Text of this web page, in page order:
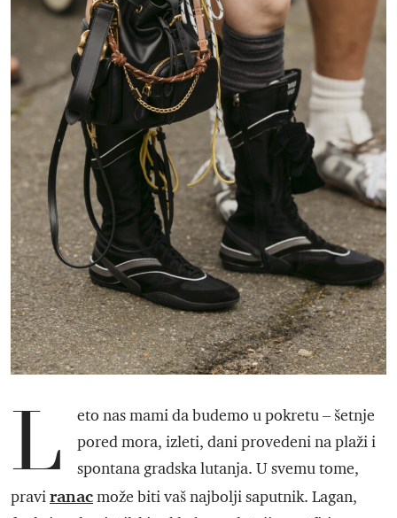
L
eto nas mami da budemo u pokretu – šetnje
pored mora, izleti, dani provedeni na plaži i
spontana gradska lutanja. U svemu tome,
praviranacmože biti vaš najbolji saputnik. Lagan,